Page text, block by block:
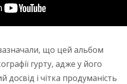
що цей альбом
гурту, адже у його
досвід і чітка продуманість